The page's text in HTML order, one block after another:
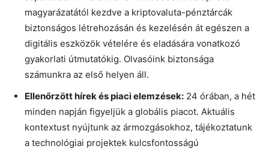
magyarázatától kezdve a kriptovaluta-pénztárcák
biztonságos létrehozásán és kezelésén át egészen a
digitális eszközök vételére és eladására vonatkozó
gyakorlati útmutatókig. Olvasóink biztonsága
számunkra az első helyen áll.
Ellenőrzött hírek és piaci elemzések: 24 órában, a hét
minden napján figyeljük a globális piacot. Aktuális
kontextust nyújtunk az ármozgásokhoz, tájékoztatunk
a technológiai projektek kulcsfontosságú